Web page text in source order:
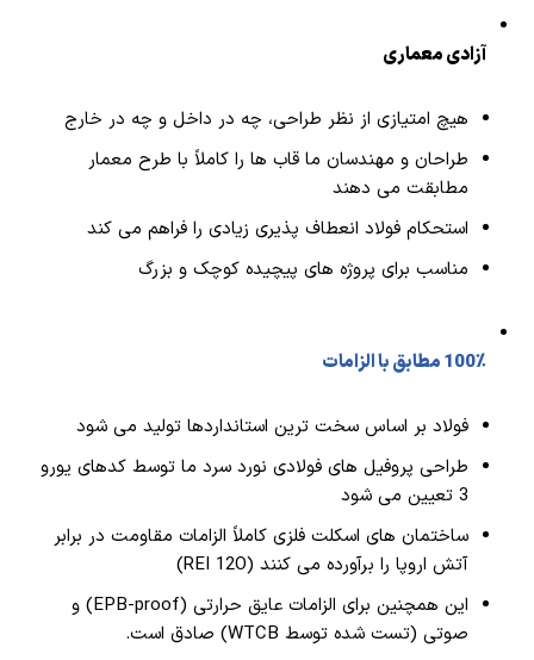
آزادی معماری
هیچ امتیازی از نظر طراحی، چه در داخل و چه در خارج
طراحان و مهندسان ما قاب ها را کاملاً با طرح معمار
مطابقت می دهند
استحکام فولاد انعطاف پذیری زیادی را فراهم می کند
مناسب برای پروژه های پیچیده کوچک و بزرگ
100٪ مطابق با الزامات
فولاد بر اساس سخت ترین استانداردها تولید می شود
طراحی پروفیل های فولادی نورد سرد ما توسط کدهای یورو
3 تعیین می شود
ساختمان های اسکلت فلزی کاملاً الزامات مقاومت در برابر
آتش اروپا را برآورده می کنند (REI 12O)
این همچنین برای الزامات عایق حرارتی (EPB-proof) و
صوتی (تست شده توسط WTCB) صادق است.